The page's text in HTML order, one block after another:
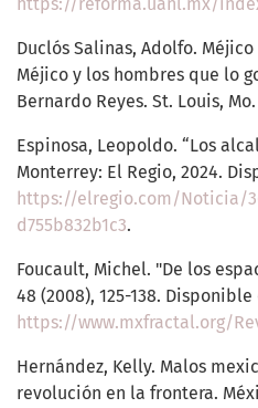
https://reforma.uanl.mx/
Duclós Salinas, Adolfo.
Méjico y los hombres que lo
Bernardo Reyes. St. Louis,
Espinosa, Leopoldo. “Los
Monterrey: El Regio, 2024.
https://elregio.com/Noticia/
d755b832b1c3.
Foucault, Michel. "De los
48 (2008), 125-138. Disponible
https://www.mxfractal.org/
Hernández, Kelly. Malos
revolución en la frontera.